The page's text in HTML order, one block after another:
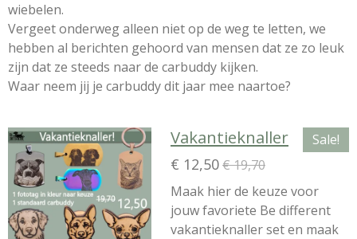
wiebelen.
Vergeet onderweg alleen niet op de weg te letten, we
hebben al berichten gehoord van mensen dat ze zo leuk
zijn dat ze steeds naar de carbuddy kijken.
Waar neem jij je carbuddy dit jaar mee naartoe?
Sale!
Vakantieknaller
€ 12,50€ 19,70
Maak hier de keuze voor
jouw favoriete Be different
vakantieknaller set en maak